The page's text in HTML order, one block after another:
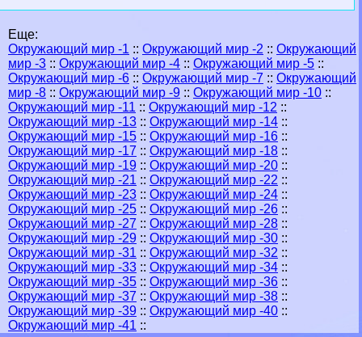
Еще:
Окружающий мир -1 :: Окружающий мир -2 :: Окружающий
мир -3 :: Окружающий мир -4 :: Окружающий мир -5 ::
Окружающий мир -6 :: Окружающий мир -7 :: Окружающий
мир -8 :: Окружающий мир -9 :: Окружающий мир -10 ::
Окружающий мир -11 :: Окружающий мир -12 ::
Окружающий мир -13 :: Окружающий мир -14 ::
Окружающий мир -15 :: Окружающий мир -16 ::
Окружающий мир -17 :: Окружающий мир -18 ::
Окружающий мир -19 :: Окружающий мир -20 ::
Окружающий мир -21 :: Окружающий мир -22 ::
Окружающий мир -23 :: Окружающий мир -24 ::
Окружающий мир -25 :: Окружающий мир -26 ::
Окружающий мир -27 :: Окружающий мир -28 ::
Окружающий мир -29 :: Окружающий мир -30 ::
Окружающий мир -31 :: Окружающий мир -32 ::
Окружающий мир -33 :: Окружающий мир -34 ::
Окружающий мир -35 :: Окружающий мир -36 ::
Окружающий мир -37 :: Окружающий мир -38 ::
Окружающий мир -39 :: Окружающий мир -40 ::
Окружающий мир -41 ::